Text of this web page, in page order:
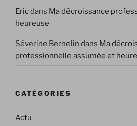
Ericdans Ma décroissance
heureuse
Séverine Bernelin dans Ma
professionnelle assumée et
CATÉGORIES
Actu